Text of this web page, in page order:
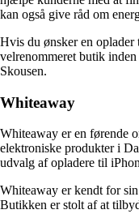
kan også give råd om
Hvis du ønsker en
velrenommeret butik
Skousen.
Whiteaway
Whiteaway er en førende
elektroniske produkter i
udvalg af opladere til
Whiteaway er kendt for
Butikken er stolt af at